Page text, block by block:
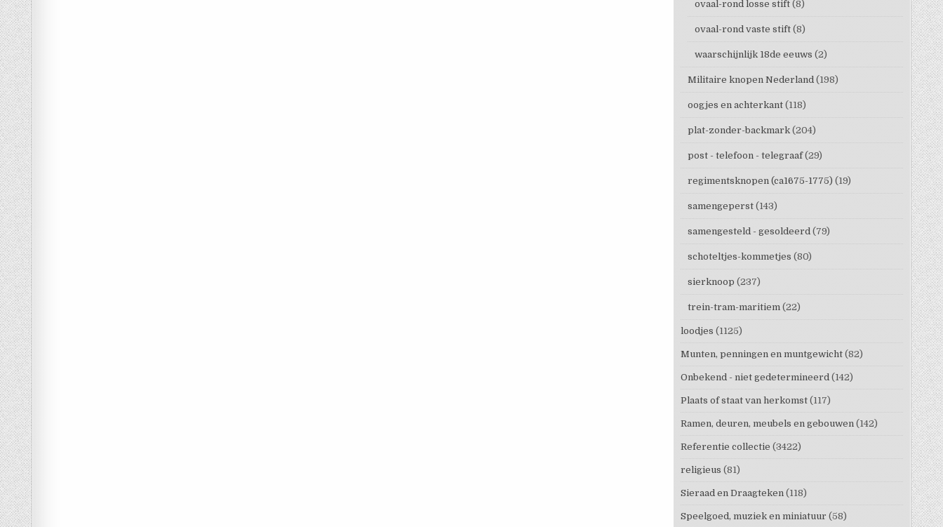
ovaal-rond losse stift (8)
ovaal-rond vaste stift (8)
waarschijnlijk 18de eeuws (2)
Militaire knopen Nederland (198)
oogjes en achterkant (118)
plat-zonder-backmark (204)
post - telefoon - telegraaf (29)
regimentsknopen (ca1675-1775) (19)
samengeperst (143)
samengesteld - gesoldeerd (79)
schoteltjes-kommetjes (80)
sierknoop (237)
trein-tram-maritiem (22)
loodjes (1125)
Munten, penningen en muntgewicht (82)
Onbekend - niet gedetermineerd (142)
Plaats of staat van herkomst (117)
Ramen, deuren, meubels en gebouwen (142)
Referentie collectie (3422)
religieus (81)
Sieraad en Draagteken (118)
Speelgoed, muziek en miniatuur (58)